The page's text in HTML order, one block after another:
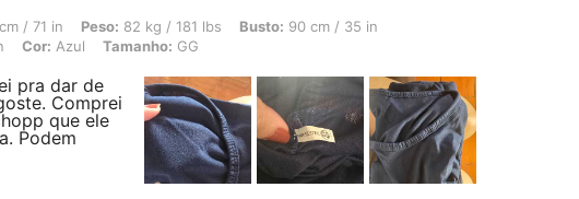
Peso: 82 kg / 181 lbs, Busto: 90 cm / 35 in, Cintura: 90 cm / 35 in, Quadris: 105 cm / 41 in,
/ 71 in Peso: 82 kg / 181 lbs Busto: 90 cm / 35 in
Cor: Azul Tamanho: GG
pra dar de
Comprei
que ele
Podem